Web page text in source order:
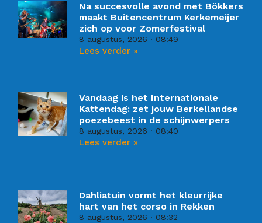
Na succesvolle avond met Bökkers
maakt Buitencentrum Kerkemeijer
zich op voor Zomerfestival
8 augustus, 2026 08:49
Lees verder »
Vandaag is het Internationale
Kattendag: zet jouw Berkellandse
poezebeest in de schijnwerpers
8 augustus, 2026 08:40
Lees verder »
Dahliatuin vormt het kleurrijke
hart van het corso in Rekken
8 augustus, 2026 08:32